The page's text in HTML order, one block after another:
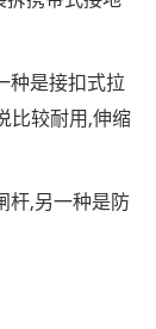
种是接扣式拉
比较耐用,伸缩
杆,另一种是防